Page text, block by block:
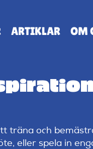
ARTIKLAR OM
träna och
eller spela in